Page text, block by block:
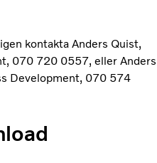
kontakta Anders Quist,
070 720 0557, eller Anders
Development, 070 574